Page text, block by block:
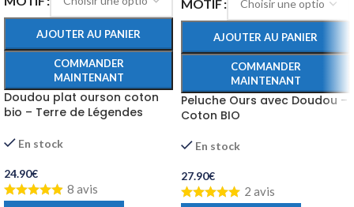
AJOUTER AU PANIER
COMMANDER
MAINTENANT
Doudou plat ourson coton
bio – Terre de Légendes
En stock
24.90€
8 avis
MOTIF
AJOUTER AU PANIER
COMMANDER
MAINTENANT
Peluche Ours avec Doudou –
Coton BIO
En stock
27.90€
2 avis